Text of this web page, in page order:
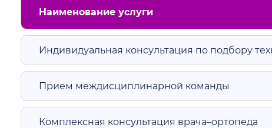
Наименование услуги
Индивидуальная консультация по подбору
Прием междисциплинарной команды
Комплексная консультация врача–ортопеда